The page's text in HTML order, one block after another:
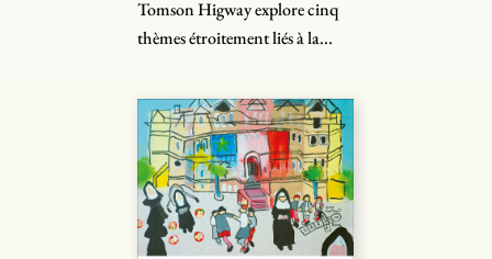
Tomson Higway explore cinq
thèmes étroitement liés à la...